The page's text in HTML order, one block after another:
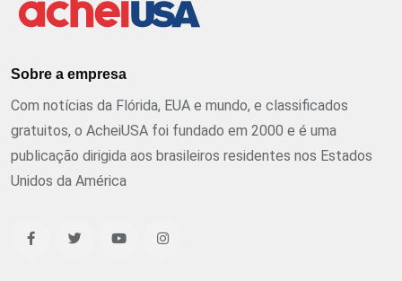
Sobre a empresa
Com notícias da Flórida, EUA e mundo, e classificados
gratuitos, o AcheiUSA foi fundado em 2000 e é uma
publicação dirigida aos brasileiros residentes nos Estados
Unidos da América